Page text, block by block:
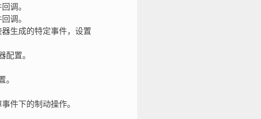
调。
调。
生成的特定事件，设置
配置。
。
件下的制动操作。